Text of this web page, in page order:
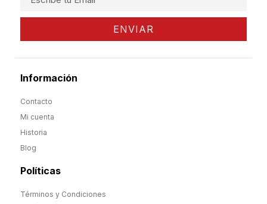
ENVIAR
Información
Contacto
Mi cuenta
Historia
Blog
Políticas
Términos y Condiciones